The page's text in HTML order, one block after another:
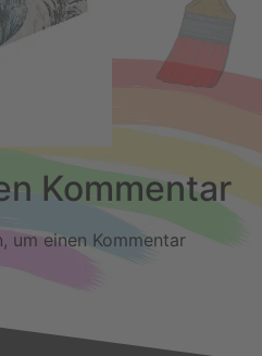
Kommentar
um einen Kommentar